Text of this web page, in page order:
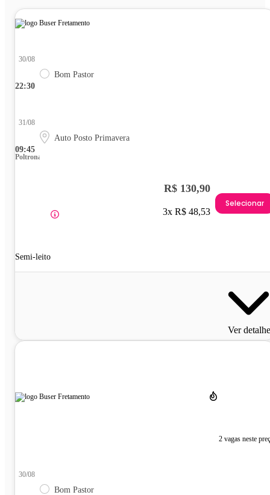
22:30
30/08
Bom Pastor
09:45
31/08
Auto Posto Primavera
Poltrona
Semi-leito
R$ 130,90
3x R$ 48,53
Selecionar
Ver
2 vagas neste
30/08
Bom Pastor